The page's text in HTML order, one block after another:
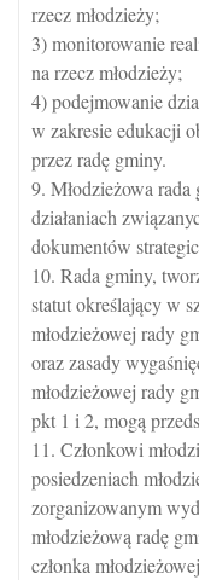
rzecz młodzieży;
3) monitorowanie
na rzecz młodzieży;
4) podejmowanie
w zakresie edukacji
przez radę gminy.
9. Młodzieżowa
działaniach
dokumentów
10. Rada gminy,
statut określający w
młodzieżowej rady
oraz zasady
młodzieżowej rady
pkt 1 i 2, mogą
11. Członkowi
posiedzeniach
zorganizowanym
młodzieżową radę
członka